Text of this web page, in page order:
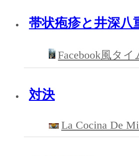
帯状疱疹と井深八
Facebook風タ
対決
La Cocina De